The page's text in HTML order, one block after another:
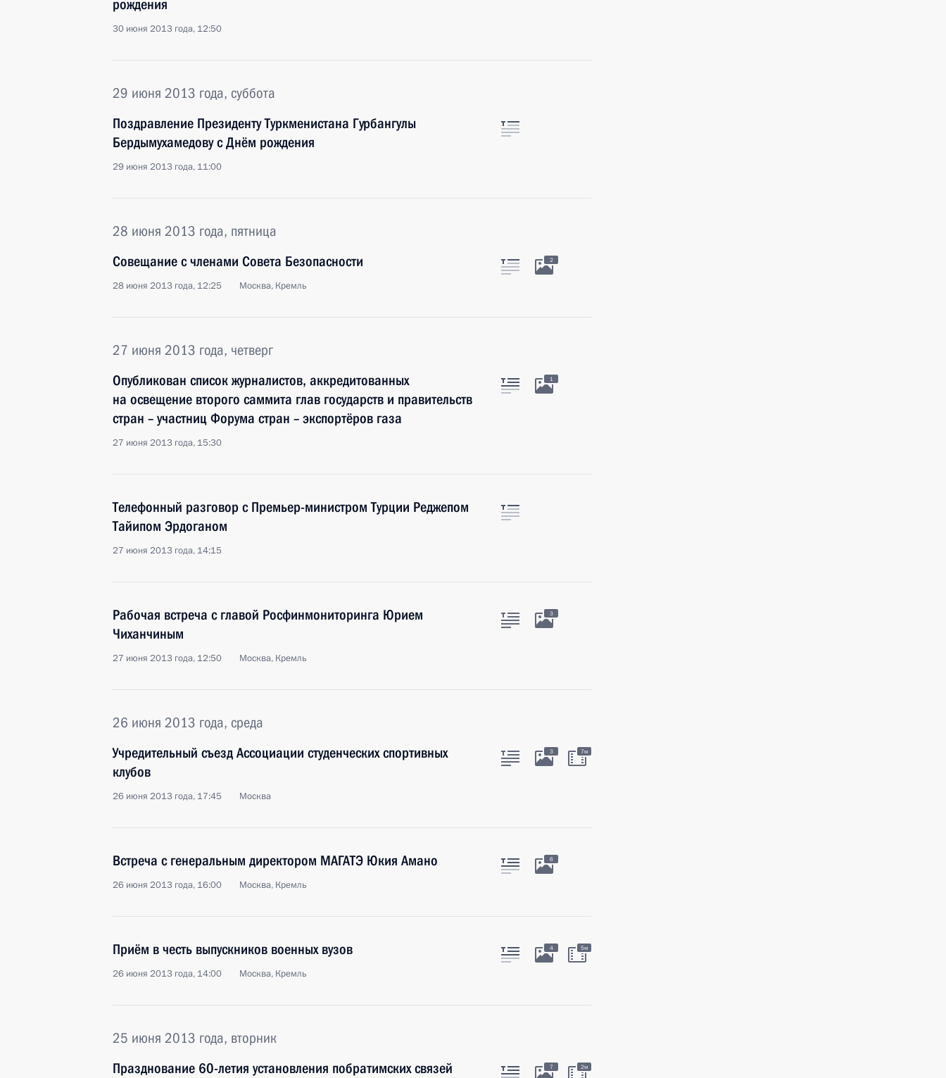
рождения
30 июня 2013 года, 12:50
29 июня 2013 года, суббота
Поздравление Президенту Туркменистана Гурбангулы
Бердымухамедову с Днём рождения
29 июня 2013 года, 11:00
28 июня 2013 года, пятница
Совещание с членами Совета Безопасности
28 июня 2013 года, 12:25 Москва, Кремль
2
27 июня 2013 года, четверг
Опубликован список журналистов, аккредитованных
на освещение второго саммита глав государств и правительств
стран – участниц Форума стран – экспортёров газа
27 июня 2013 года, 15:30
1
Телефонный разговор с Премьер-министром Турции Реджепом
Тайипом Эрдоганом
27 июня 2013 года, 14:15
Рабочая встреча с главой Росфинмониторинга Юрием
Чиханчиным
27 июня 2013 года, 12:50 Москва, Кремль
3
26 июня 2013 года, среда
Учредительный съезд Ассоциации студенческих спортивных
клубов
26 июня 2013 года, 17:45 Москва
3 7м
Встреча с генеральным директором МАГАТЭ Юкия Амано
26 июня 2013 года, 16:00 Москва, Кремль
6
Приём в честь выпускников военных вузов
26 июня 2013 года, 14:00 Москва, Кремль
4 5м
25 июня 2013 года, вторник
Празднование 60-летия установления побратимских связей
7 2м